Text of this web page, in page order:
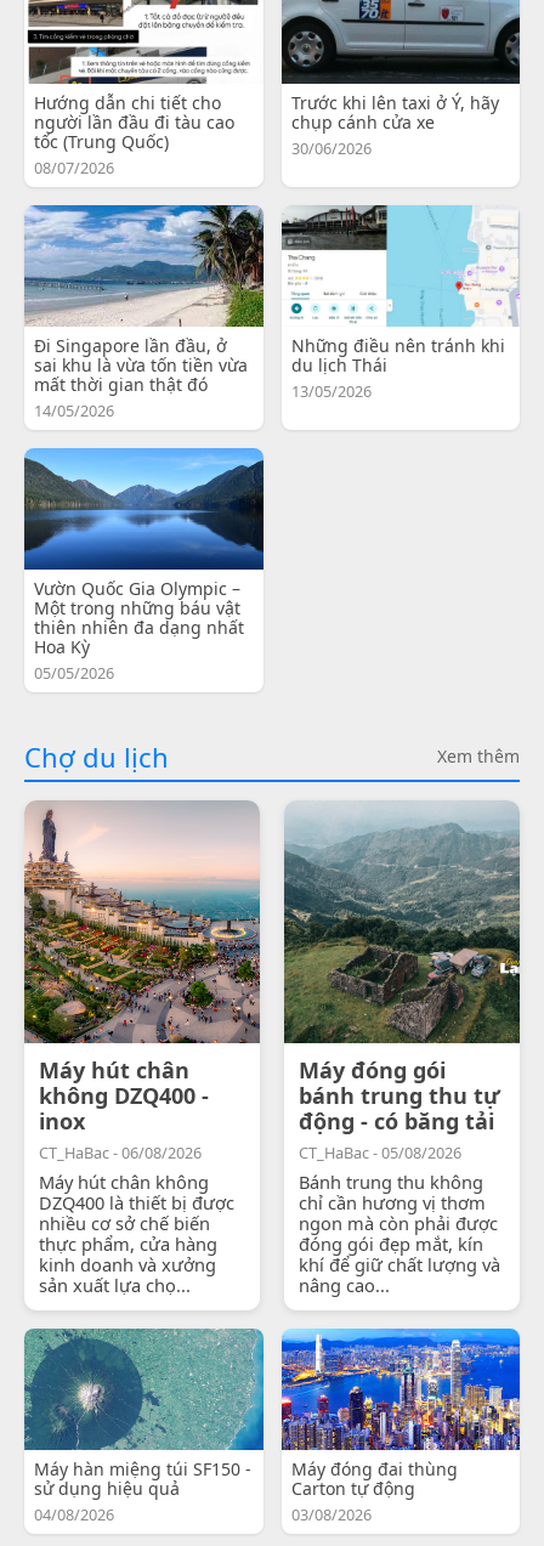
Hướng dẫn chi tiết cho
người lần đầu đi tàu cao
tốc (Trung Quốc)
08/07/2026
Trước khi lên taxi ở Ý, hãy
chụp cánh cửa xe
30/06/2026
Đi Singapore lần đầu, ở
sai khu là vừa tốn tiền vừa
mất thời gian thật đó
14/05/2026
Những điều nên tránh khi
du lịch Thái
13/05/2026
Vườn Quốc Gia Olympic –
Một trong những báu vật
thiên nhiên đa dạng nhất
Hoa Kỳ
05/05/2026
Chợ du lịch Xem thêm
Máy hút chân
không DZQ400 -
inox
CT_HaBac - 06/08/2026
Máy hút chân không
DZQ400 là thiết bị được
nhiều cơ sở chế biến
thực phẩm, cửa hàng
kinh doanh và xưởng
sản xuất lựa chọ...
Máy đóng gói
bánh trung thu tự
động - có băng tải
CT_HaBac - 05/08/2026
Bánh trung thu không
chỉ cần hương vị thơm
ngon mà còn phải được
đóng gói đẹp mắt, kín
khí để giữ chất lượng và
nâng cao...
Máy hàn miệng túi SF150 -
sử dụng hiệu quả
04/08/2026
Máy đóng đai thùng
Carton tự động
03/08/2026